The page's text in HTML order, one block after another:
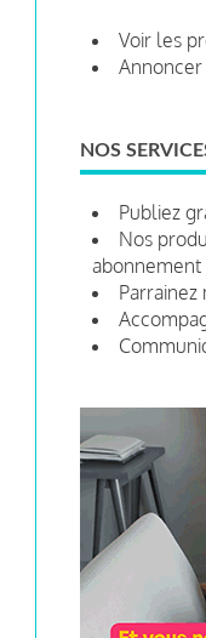
Voir les
NOS
Publiez
Nos
abonnement